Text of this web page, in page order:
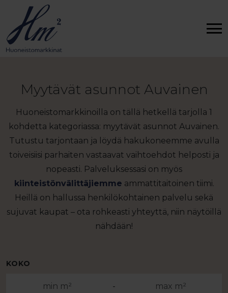
Myytävät asunnot Auvainen
Huoneistomarkkinoilla on tällä hetkellä tarjolla 1
kohdetta kategoriassa: myytävät asunnot Auvainen.
Tutustu tarjontaan ja löydä hakukoneemme avulla
toiveisiisi parhaiten vastaavat vaihtoehdot helposti ja
nopeasti. Palveluksessasi on myös
kiinteistönvälittäjiemme ammattitaitoinen tiimi.
Heillä on hallussa henkilökohtainen palvelu sekä
sujuvat kaupat – ota rohkeasti yhteyttä, niin näytöillä
nähdään!
KOKO
-